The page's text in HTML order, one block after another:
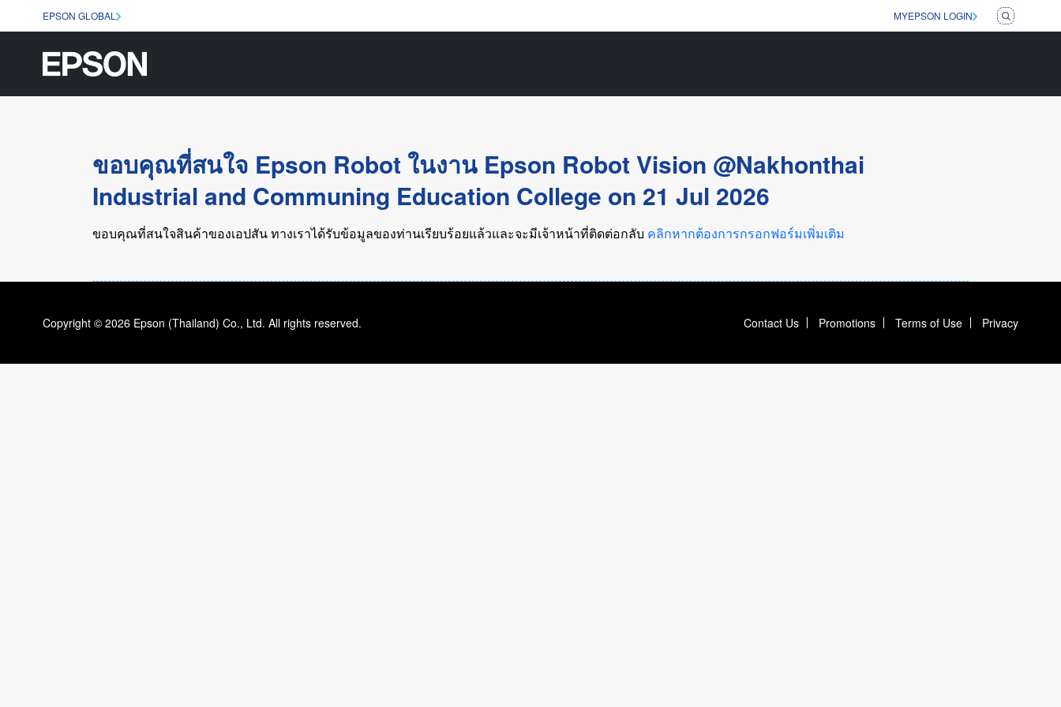
EPSON GLOBAL MYEPSON LOGIN
ขอบคุณที่สนใจ Epson Robot ในงาน Epson Robot Vision @Nakhonthai
Industrial and Communing Education College on 21 Jul 2026
ขอบคุณที่สนใจสินค้าของเอปสัน ทางเราได้รับข้อมูลของท่านเรียบร้อยแล้วและจะมีเจ้าหน้าที่ติดต่อกลับ คลิกหากต้องการกรอกฟอร์มเพิ่มเติม
Copyright © 2026 Epson (Thailand) Co., Ltd. All rights reserved. Contact Us Promotions Terms of Use Privacy